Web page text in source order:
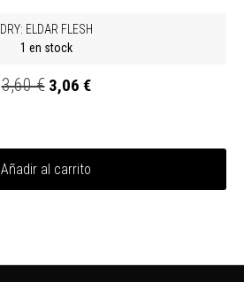
DRY: ELDAR FLESH
1 en stock
3,60 € 3,06 €
Añadir al carrito